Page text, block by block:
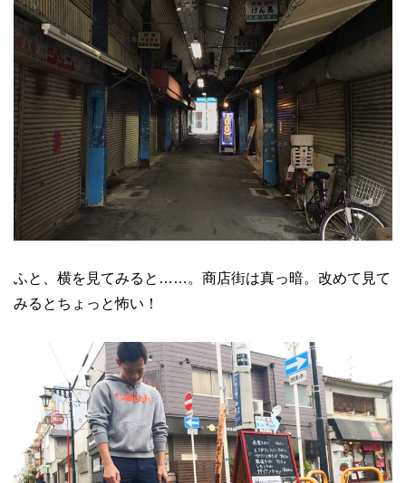
ふと、横を見てみると……。商店街は真っ暗。改めて見て
みるとちょっと怖い！